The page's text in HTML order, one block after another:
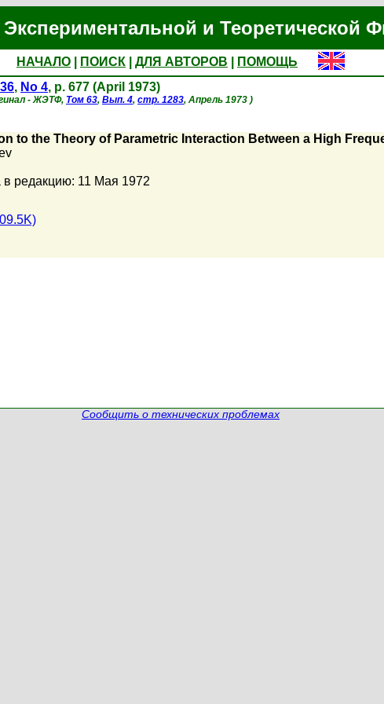
и Теоретической
НАЧАЛО ПОИСК ДЛЯ АВТОРОВ
ПОМОЩЬ
, No 4, p. 677 (April 1973)
- ЖЭТФ, Том 63, Вып. 4, стр. 1283, Апрель 1973 )
to the Theory of Parametric Interaction Between a High
в редакцию: 11 Мая 1972
Сообщить о технических проблемах